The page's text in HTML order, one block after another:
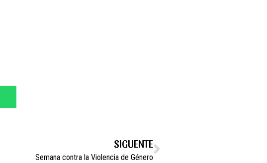
SIGUENTE
Semana contra la Violencia de Género